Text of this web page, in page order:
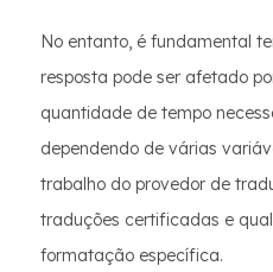
No entanto, é fundamental
resposta pode ser afetado
quantidade de tempo
dependendo de várias
trabalho do provedor de
traduções certificadas e
formatação específica.